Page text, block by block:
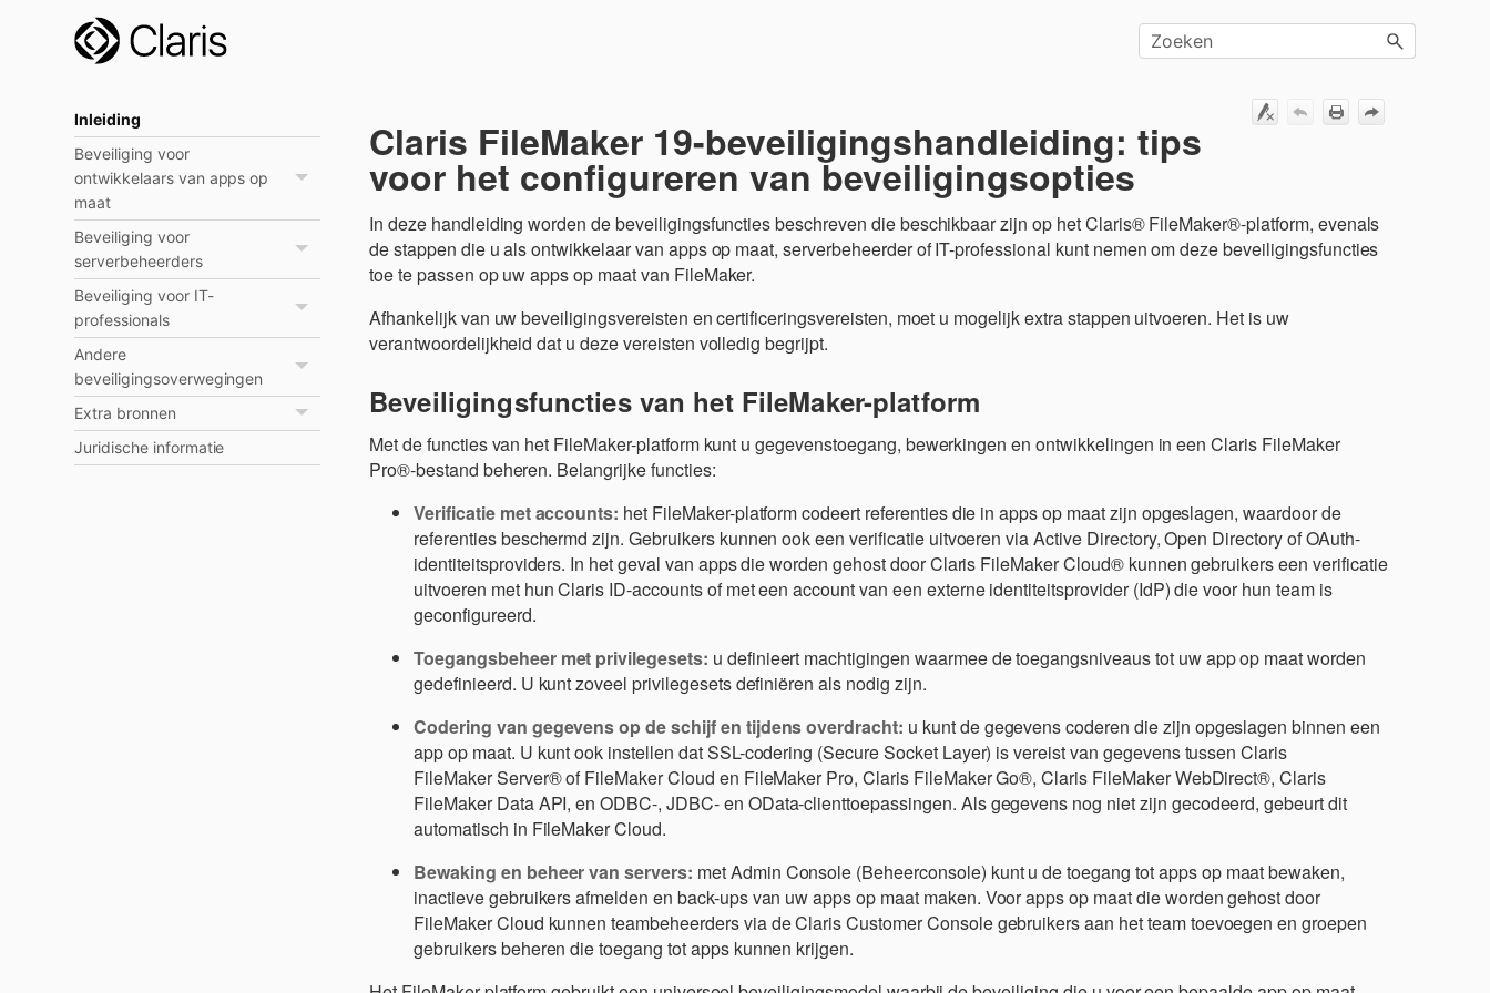
Inleiding
Beveiliging voor
ontwikkelaars van apps op
maat
Beveiliging voor
serverbeheerders
Beveiliging voor IT-
professionals
Andere
beveiligingsoverwegingen
Extra bronnen
Juridische informatie
Claris FileMaker 19-beveiligingshandleiding: tips
voor het configureren van beveiligingsopties
In deze handleiding worden de beveiligingsfuncties beschreven die beschikbaar zijn op het Claris® FileMaker®-platform, evenals
de stappen die u als ontwikkelaar van apps op maat, serverbeheerder of IT-professional kunt nemen om deze beveiligingsfuncties
toe te passen op uw apps op maat van FileMaker.
Afhankelijk van uw beveiligingsvereisten en certificeringsvereisten, moet u mogelijk extra stappen uitvoeren. Het is uw
verantwoordelijkheid dat u deze vereisten volledig begrijpt.
Beveiligingsfuncties van het FileMaker-platform
Met de functies van het FileMaker-platform kunt u gegevenstoegang, bewerkingen en ontwikkelingen in een Claris FileMaker
Pro®-bestand beheren. Belangrijke functies:
Verificatie met accounts: het FileMaker-platform codeert referenties die in apps op maat zijn opgeslagen, waardoor de
referenties beschermd zijn. Gebruikers kunnen ook een verificatie uitvoeren via Active Directory, Open Directory of OAuth-
identiteitsproviders. In het geval van apps die worden gehost door Claris FileMaker Cloud® kunnen gebruikers een verificatie
uitvoeren met hun Claris ID-accounts of met een account van een externe identiteitsprovider (IdP) die voor hun team is
geconfigureerd.
Toegangsbeheer met privilegesets: u definieert machtigingen waarmee de toegangsniveaus tot uw app op maat worden
gedefinieerd. U kunt zoveel privilegesets definiëren als nodig zijn.
Codering van gegevens op de schijf en tijdens overdracht: u kunt de gegevens coderen die zijn opgeslagen binnen een
app op maat. U kunt ook instellen dat SSL-codering (Secure Socket Layer) is vereist van gegevens tussen Claris
FileMaker Server® of FileMaker Cloud en FileMaker Pro, Claris FileMaker Go®, Claris FileMaker WebDirect®, Claris
FileMaker Data API, en ODBC-, JDBC- en OData-clienttoepassingen. Als gegevens nog niet zijn gecodeerd, gebeurt dit
automatisch in FileMaker Cloud.
Bewaking en beheer van servers: met Admin Console (Beheerconsole) kunt u de toegang tot apps op maat bewaken,
inactieve gebruikers afmelden en back-ups van uw apps op maat maken. Voor apps op maat die worden gehost door
FileMaker Cloud kunnen teambeheerders via de Claris Customer Console gebruikers aan het team toevoegen en groepen
gebruikers beheren die toegang tot apps kunnen krijgen.